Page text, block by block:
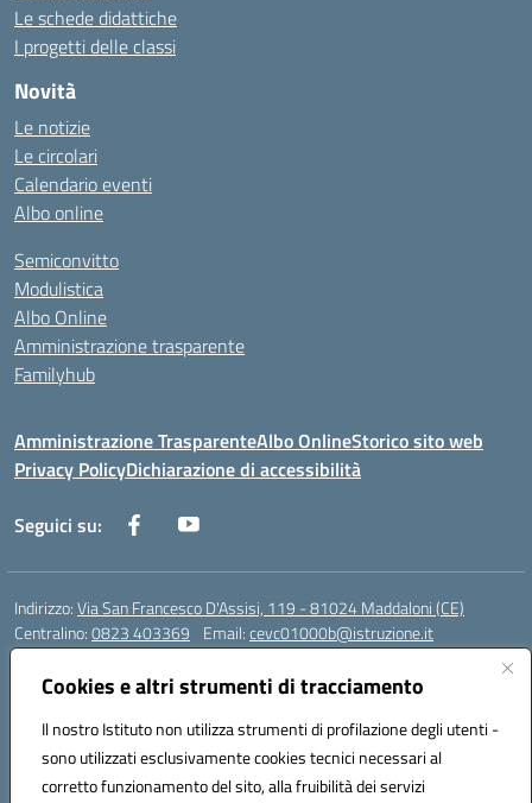
Cookies e altri strumenti di tracciamento
Il nostro Istituto non utilizza strumenti di profilazione degli utenti -
sono utilizzati esclusivamente cookies tecnici necessari al
corretto funzionamento del sito, alla fruibilità dei servizi
Le schede didattiche
I progetti delle classi
Novità
Le notizie
Le circolari
Calendario eventi
Albo online
Semiconvitto
Modulistica
Albo Online
Amministrazione trasparente
Familyhub
Amministrazione TrasparenteAlbo OnlineStorico sito web
Privacy PolicyDichiarazione di accessibilità
Seguici su:
Indirizzo:Via San Francesco D'Assisi, 119 - 81024 Maddaloni (CE)
Centralino:0823 403369 Email:cevc01000b@istruzione.it
Posta elettronica certificata (PEC):
Codice fiscale: 80004990612 (Convitto) - 93044680614 (Scuole
Annesse)
Codice meccanografico:CEVC01000B
Codice Indice delle Pubbliche Amministrazioni (IPA): istsc_cevc01000b